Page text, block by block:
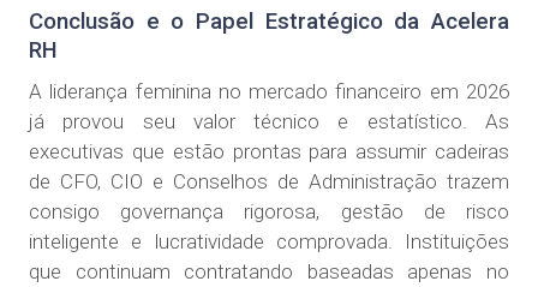
Conclusão e o Papel Estratégico da Acelera
RH
A liderança feminina no mercado financeiro em 2026
já provou seu valor técnico e estatístico. As
executivas que estão prontas para assumir cadeiras
de CFO, CIO e Conselhos de Administração trazem
consigo governança rigorosa, gestão de risco
inteligente e lucratividade comprovada. Instituições
que continuam contratando baseadas apenas no